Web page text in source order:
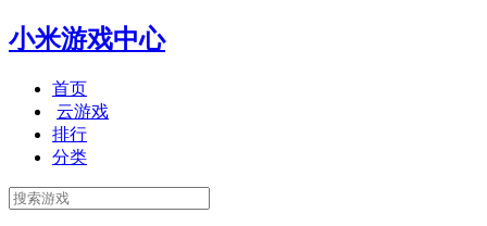
小米游戏中心
首页
云游戏
排行
分类